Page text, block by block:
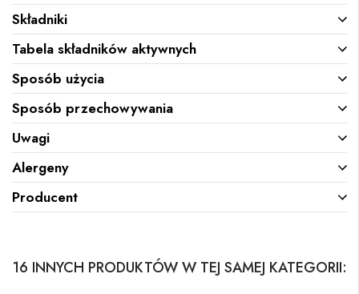
Składniki
Tabela składników aktywnych
Sposób użycia
Sposób przechowywania
Uwagi
Alergeny
Producent
16 INNYCH PRODUKTÓW W TEJ SAMEJ KATEGORII: